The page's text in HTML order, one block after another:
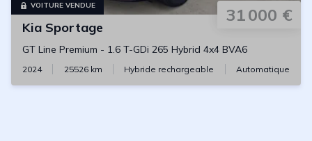
VOITURE VENDUE 31 000 €
Kia Sportage
GT Line Premium - 1.6 T-GDi 265 Hybrid 4x4 BVA6
2024 25526km Hybride rechargeable Automatique